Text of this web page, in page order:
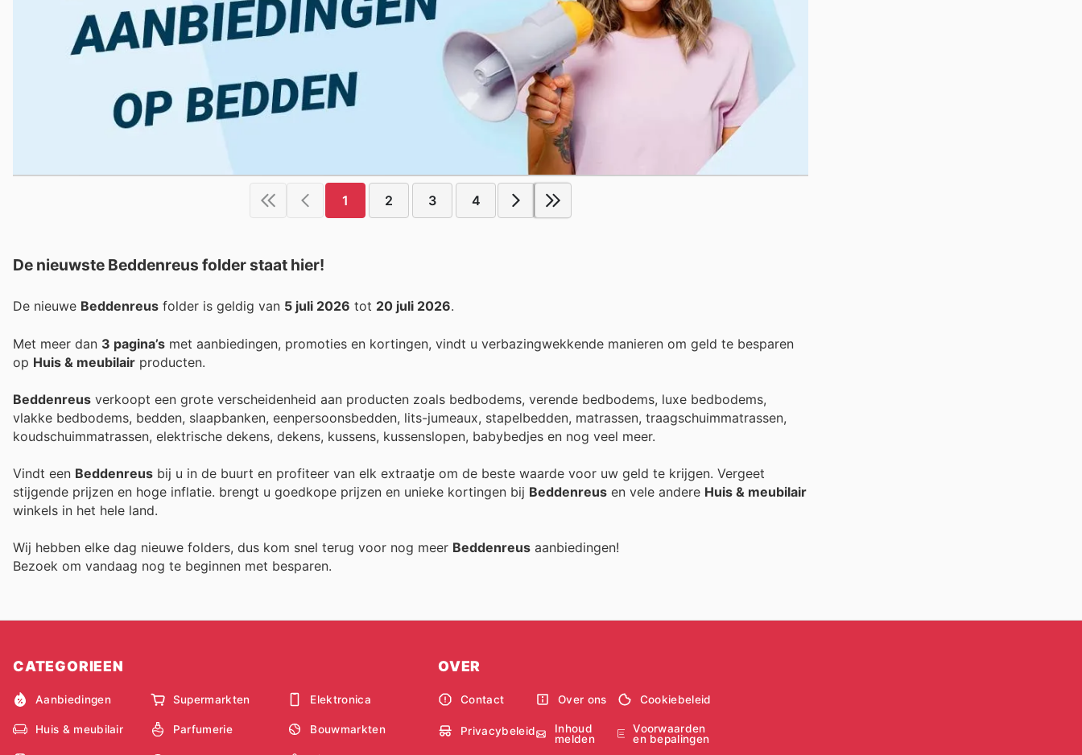
1 2 3 4
De nieuwste Beddenreus folder staat hier!
De nieuwe Beddenreus folder is geldig van 5 juli 2026 tot 20 juli 2026.
Met meer dan 3 pagina’s met aanbiedingen, promoties en kortingen, vindt u verbazingwekkende manieren om geld te besparen
op Huis & meubilair producten.
Beddenreus verkoopt een grote verscheidenheid aan producten zoals bedbodems, verende bedbodems, luxe bedbodems,
vlakke bedbodems, bedden, slaapbanken, eenpersoonsbedden, lits-jumeaux, stapelbedden, matrassen, traagschuimmatrassen,
koudschuimmatrassen, elektrische dekens, dekens, kussens, kussenslopen, babybedjes en nog veel meer.
Vindt een Beddenreus bij u in de buurt en profiteer van elk extraatje om de beste waarde voor uw geld te krijgen. Vergeet
stijgende prijzen en hoge inflatie. brengt u goedkope prijzen en unieke kortingen bij Beddenreus en vele andere Huis & meubilair
winkels in het hele land.
Wij hebben elke dag nieuwe folders, dus kom snel terug voor nog meer Beddenreus aanbiedingen!
Bezoek om vandaag nog te beginnen met besparen.
CATEGORIEEN
Aanbiedingen Supermarkten Elektronica
Huis & meubilair Parfumerie Bouwmarkten
OVER
Contact Over ons Cookiebeleid
Privacybeleid
Inhoud
melden
Voorwaarden
en bepalingen